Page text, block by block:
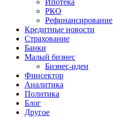
Ипотека
РКО
Рефинансирование
Кредитные новости
Страхование
Банки
Малый бизнес
Бизнес-идеи
Финсектор
Аналитика
Политика
Блог
Другое